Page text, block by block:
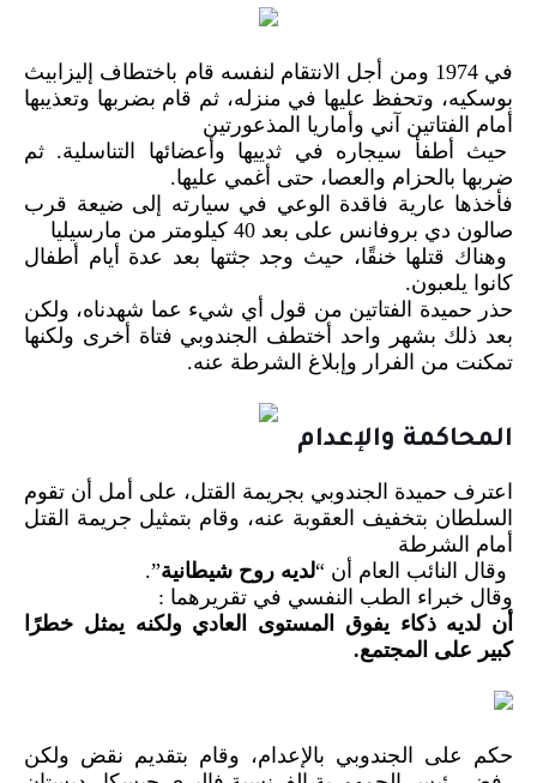
في 1974 ومن أجل الانتقام لنفسه قام باختطاف إليزابيث
بوسكيه، وتحفظ عليها في منزله، ثم قام بضربها وتعذيبها
أمام الفتاتين آني وأماريا المذعورتين
حيث أطفأ سيجاره في ثدييها وأعضائها التناسلية. ثم
ضربها بالحزام والعصا، حتى أغمي عليها.
فأخذها عارية فاقدة الوعي في سيارته إلى ضيعة قرب
صالون دي بروفانس على بعد 40 كيلومتر من مارسيليا
وهناك قتلها خنقًا، حيث وجد جثتها بعد عدة أيام أطفال
كانوا يلعبون.
حذر حميدة الفتاتين من قول أي شيء عما شهدناه، ولكن
بعد ذلك بشهر واحد أختطف الجندوبي فتاة أخرى ولكنها
تمكنت من الفرار وإبلاغ الشرطة عنه.
المحاكمة والإعدام
اعترف حميدة الجندوبي بجريمة القتل، على أمل أن تقوم
السلطان بتخفيف العقوبة عنه، وقام بتمثيل جريمة القتل
أمام الشرطة
وقال النائب العام أن “لديه روح شيطانية”.
وقال خبراء الطب النفسي في تقريرهما :
أن لديه ذكاء يفوق المستوى العادي ولكنه يمثل خطرًا
كبير على المجتمع.
حكم على الجندوبي بالإعدام، وقام بتقديم نقض ولكن